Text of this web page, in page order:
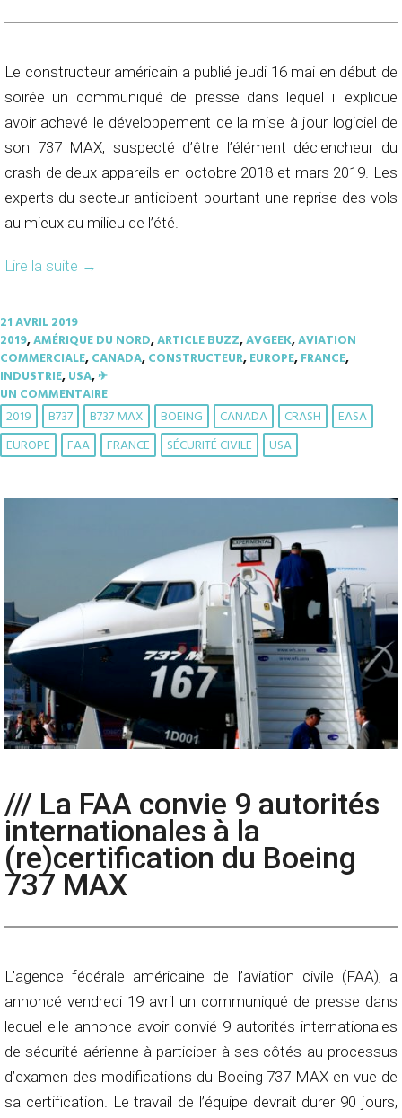
Le constructeur américain a publié jeudi 16 mai en début de
soirée un communiqué de presse dans lequel il explique
avoir achevé le développement de la mise à jour logiciel de
son 737 MAX, suspecté d’être l’élément déclencheur du
crash de deux appareils en octobre 2018 et mars 2019. Les
experts du secteur anticipent pourtant une reprise des vols
au mieux au milieu de l’été.
Lire la suite →
21 AVRIL 2019
2019,AMÉRIQUE DU NORD,ARTICLE BUZZ,AVGEEK,AVIATION
COMMERCIALE,CANADA,CONSTRUCTEUR,EUROPE,FRANCE,
INDUSTRIE,USA,✈︎
UN COMMENTAIRE
2019 B737 B737 MAX BOEING CANADA CRASH
EASA
EUROPE
FAA FRANCE SÉCURITÉ CIVILE USA
/// La FAA convie 9 autorités
internationales à la
(re)certification du Boeing
737 MAX
L’agence fédérale américaine de l’aviation civile (FAA), a
annoncé vendredi 19 avril un communiqué de presse dans
lequel elle annonce avoir convié 9 autorités internationales
de sécurité aérienne à participer à ses côtés au processus
d’examen des modifications du Boeing 737 MAX en vue de
sa certification. Le travail de l’équipe devrait durer 90 jours,